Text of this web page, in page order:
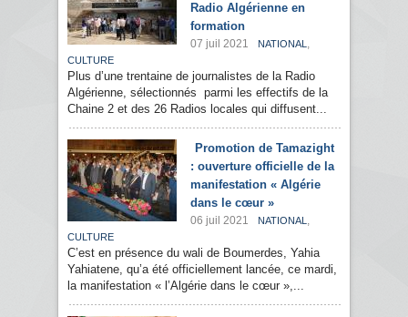
Radio Algérienne en
formation
07 juil 2021 NATIONAL ,
CULTURE
Plus d’une trentaine de journalistes de la Radio
Algérienne, sélectionnés parmi les effectifs de la
Chaine 2 et des 26 Radios locales qui diffusent...
Promotion de Tamazight
: ouverture officielle de la
manifestation « Algérie
dans le cœur »
06 juil 2021 NATIONAL ,
CULTURE
C’est en présence du wali de Boumerdes, Yahia
Yahiatene, qu’a été officiellement lancée, ce mardi,
la manifestation « l’Algérie dans le cœur »,...